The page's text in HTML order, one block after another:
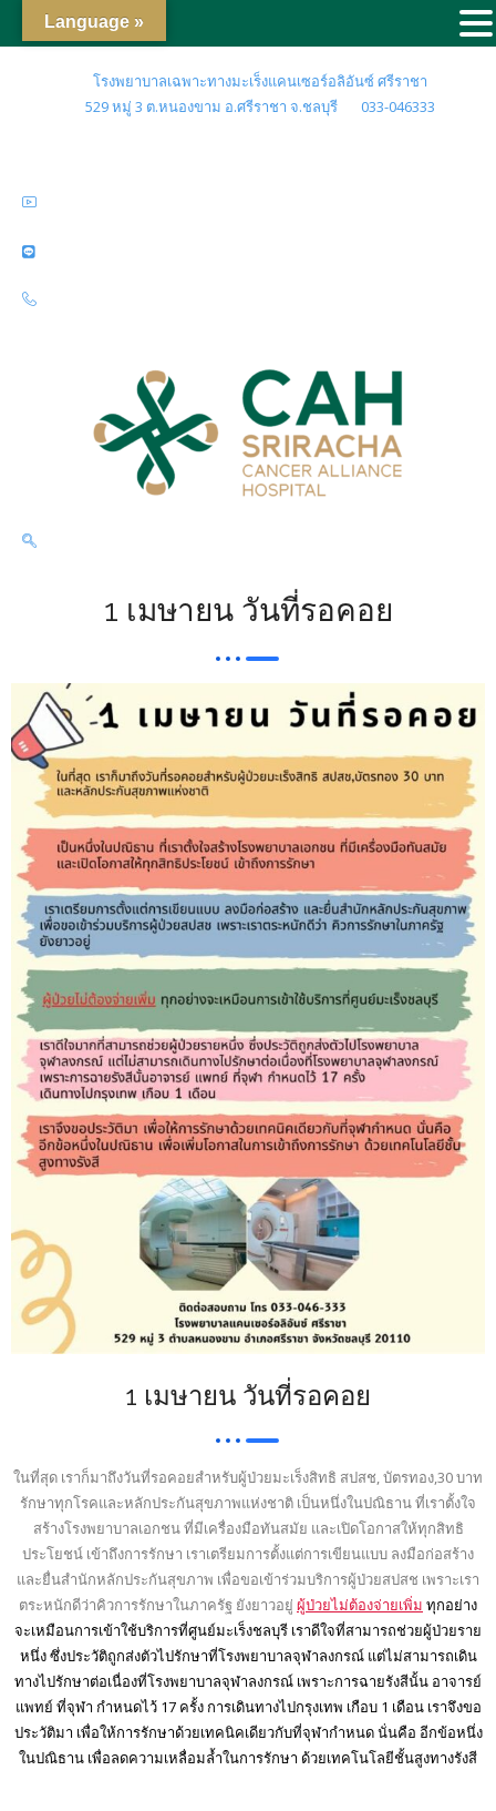
โรงพยาบาลเฉพาะทางมะเร็งแคนเซอร์อลิอันซ์ ศรีราชา
529 หมู่ 3 ต.หนองขาม อ.ศรีราชา จ.ชลบุรี
033-046333
1 เมษายน วันที่รอคอย
1 เมษายน วันที่รอคอย
ในที่สุด เราก็มาถึงวันที่รอคอยสำหรับผู้ป่วยมะเร็งสิทธิ สปสช, บัตรทอง,30 บาท
รักษาทุกโรคและหลักประกันสุขภาพแห่งชาติ เป็นหนึ่งในปณิธาน ที่เราตั้งใจ
สร้างโรงพยาบาลเอกชน ที่มีเครื่องมือทันสมัย และเปิดโอกาสให้ทุกสิทธิ
ประโยชน์ เข้าถึงการรักษา เราเตรียมการตั้งแต่การเขียนแบบ ลงมือก่อสร้าง
และยื่นสำนักหลักประกันสุขภาพ เพื่อขอเข้าร่วมบริการผู้ป่วยสปสช เพราะเรา
ตระหนักดีว่าคิวการรักษาในภาครัฐ ยังยาวอยู่ ผู้ป่วยไม่ต้องจ่ายเพิ่ม ทุกอย่าง
จะเหมือนการเข้าใช้บริการที่ศูนย์มะเร็งชลบุรี เราดีใจที่สามารถช่วยผู้ป่วยราย
หนึ่ง ซึ่งประวัติถูกส่งตัวไปรักษาที่โรงพยาบาลจุฬาลงกรณ์ แต่ไม่สามารถเดิน
ทางไปรักษาต่อเนื่องที่โรงพยาบาลจุฬาลงกรณ์ เพราะการฉายรังสีนั้น อาจารย์
แพทย์ ที่จุฬา กำหนดไว้ 17 ครั้ง การเดินทางไปกรุงเทพ เกือบ 1 เดือน เราจึงขอ
ประวัติมา เพื่อให้การรักษาด้วยเทคนิคเดียวกับที่จุฬากำหนด นั่นคือ อีกข้อหนึ่ง
ในปณิธาน เพื่อลดความเหลื่อมล้ำในการรักษา ด้วยเทคโนโลยีชั้นสูงทางรังสี
Language »